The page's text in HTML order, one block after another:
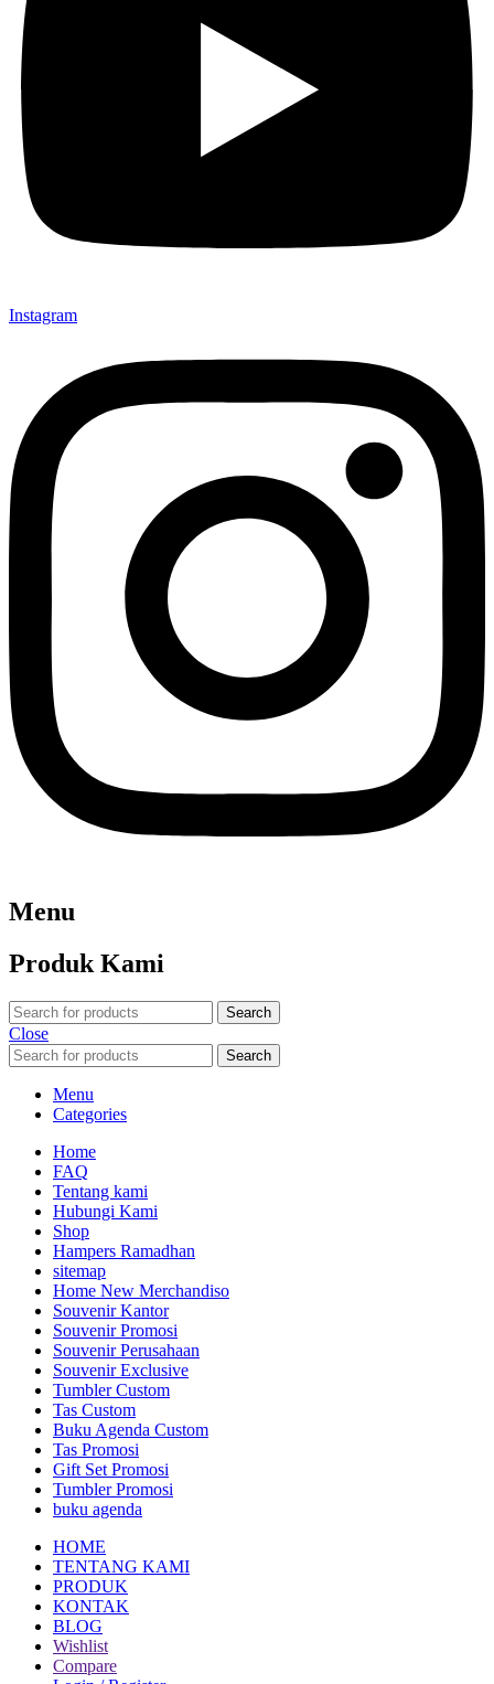
Instagram
Menu
Produk Kami
Search
Close
Search
Menu
Categories
Home
FAQ
Tentang kami
Hubungi Kami
Shop
Hampers Ramadhan
sitemap
Home New Merchandiso
Souvenir Kantor
Souvenir Promosi
Souvenir Perusahaan
Souvenir Exclusive
Tumbler Custom
Tas Custom
Buku Agenda Custom
Tas Promosi
Gift Set Promosi
Tumbler Promosi
buku agenda
HOME
TENTANG KAMI
PRODUK
KONTAK
BLOG
Wishlist
Compare